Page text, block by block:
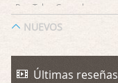
Por: Talan Gwynek
La Odisea
Por: Draghann
NUEVOS
Últimas reseñas